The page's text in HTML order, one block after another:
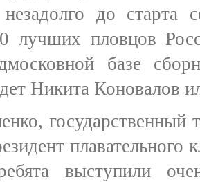
незадолго до старта
лучших пловцов
базе
Никита Коновалов
государственный
плавательного
выступили